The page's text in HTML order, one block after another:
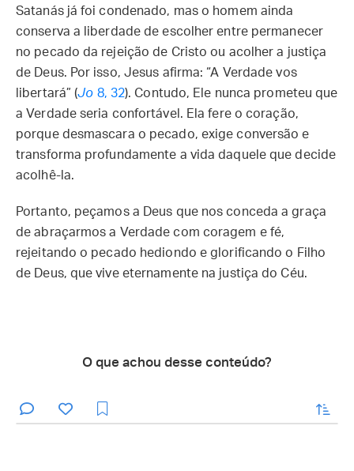
Satanás já foi condenado, mas o homem ainda
conserva a liberdade de escolher entre permanecer
no pecado da rejeição de Cristo ou acolher a justiça
de Deus. Por isso, Jesus afirma: “A Verdade vos
libertará” (Jo 8, 32). Contudo, Ele nunca prometeu que
a Verdade seria confortável. Ela fere o coração,
porque desmascara o pecado, exige conversão e
transforma profundamente a vida daquele que decide
acolhê-la.
Portanto, peçamos a Deus que nos conceda a graça
de abraçarmos a Verdade com coragem e fé,
rejeitando o pecado hediondo e glorificando o Filho
de Deus, que vive eternamente na justiça do Céu.
O que achou desse conteúdo?
enviar